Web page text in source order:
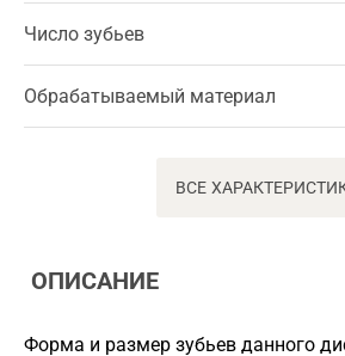
Число зубьев
Обрабатываемый материал
ВСЕ
ОПИСАНИЕ
Форма и размер зубьев данного